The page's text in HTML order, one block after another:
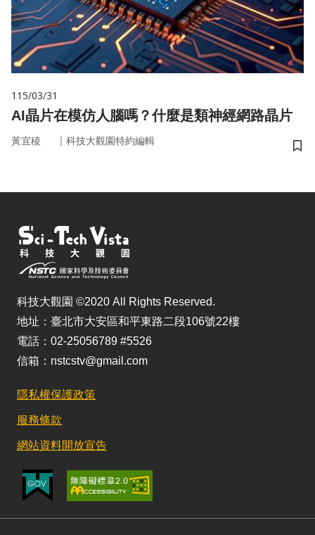
115/03/31
AI晶片在模仿人腦嗎？什麼是類神經網路晶片
黃宜稜 ｜ 科技大觀園特約編輯
儲
科技大觀園 ©2020 All Rights Reserved.
地址：臺北市大安區和平東路二段106號22樓
電話：02-25056789 #5526
信箱：nstcstv@gmail.com
隱私權保護政策
服務條款
網站資料開放宣告